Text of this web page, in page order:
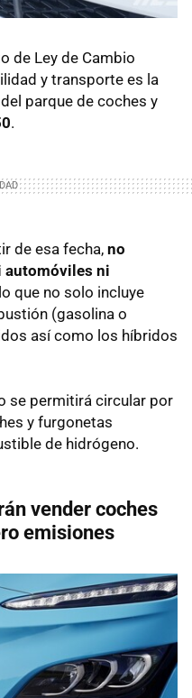
de Ley de Cambio
y transporte es la
del parque de coches y
.
de esa fecha, no
automóviles ni
que no solo incluye
(gasolina o
así como los híbridos
se permitirá circular por
y furgonetas
de hidrógeno.
vender coches
emisiones